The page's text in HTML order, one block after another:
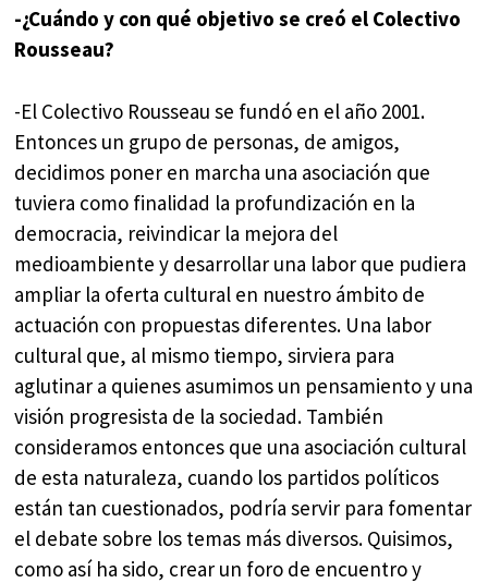
-¿Cuándo y con qué objetivo se creó el Colectivo
Rousseau?
-El Colectivo Rousseau se fundó en el año 2001.
Entonces un grupo de personas, de amigos,
decidimos poner en marcha una asociación que
tuviera como finalidad la profundización en la
democracia, reivindicar la mejora del
medioambiente y desarrollar una labor que pudiera
ampliar la oferta cultural en nuestro ámbito de
actuación con propuestas diferentes. Una labor
cultural que, al mismo tiempo, sirviera para
aglutinar a quienes asumimos un pensamiento y una
visión progresista de la sociedad. También
consideramos entonces que una asociación cultural
de esta naturaleza, cuando los partidos políticos
están tan cuestionados, podría servir para fomentar
el debate sobre los temas más diversos. Quisimos,
como así ha sido, crear un foro de encuentro y